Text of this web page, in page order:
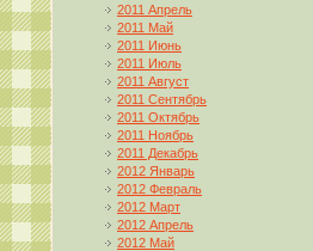
2011 Апрель
2011 Май
2011 Июнь
2011 Июль
2011 Август
2011 Сентябрь
2011 Октябрь
2011 Ноябрь
2011 Декабрь
2012 Январь
2012 Февраль
2012 Март
2012 Апрель
2012 Май